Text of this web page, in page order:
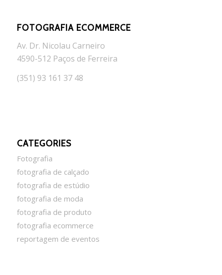
FOTOGRAFIA ECOMMERCE
Av. Dr. Nicolau Carneiro
4590-512 Paços de Ferreira
(351) 93 161 37 48
CATEGORIES
Fotografia
fotografia de calçado
fotografia de estúdio
fotografia de moda
fotografia de produto
fotografia ecommerce
reportagem de eventos